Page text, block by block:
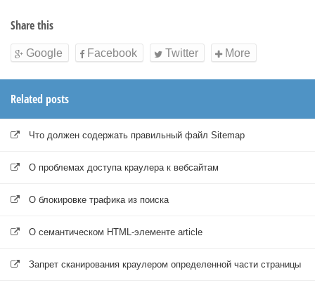
Share this
Google Facebook Twitter More
Related posts
Что должен содержать правильный файл Sitemap
О проблемах доступа краулера к вебсайтам
О блокировке трафика из поиска
О семантическом HTML-элементе article
Запрет сканирования краулером определенной части страницы